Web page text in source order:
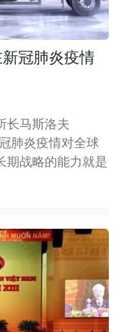
冠肺炎疫情
长马斯洛夫
肺炎疫情对全球
期战略的能力就是